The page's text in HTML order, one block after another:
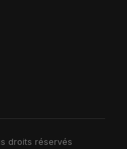
droits réservés